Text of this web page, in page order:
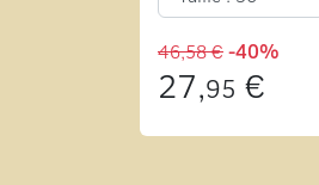
46,58 €-40%
27,95 €